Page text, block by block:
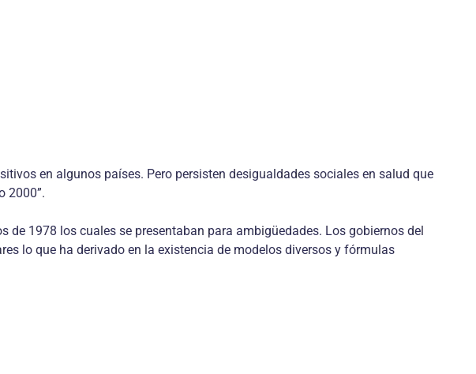
en algunos países. Pero persisten desigualdades sociales en salud que
2000”.
1978 los cuales se presentaban para ambigüedades. Los gobiernos del
lo que ha derivado en la existencia de modelos diversos y fórmulas